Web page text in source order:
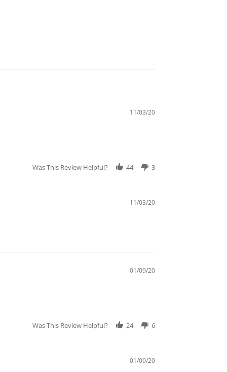
11/03/20
Was This Review Helpful? 44 3
11/03/20
01/09/20
Was This Review Helpful? 24 6
01/09/20